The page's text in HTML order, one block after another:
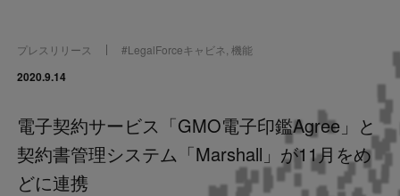
Service
News
Recruit
プレスリリース #LegalForceキャビネ ,機能
2020.9.14
電子契約サービス「GMO電子印鑑Agree」と
契約書管理システム「Marshall」が11月をめ
どに連携